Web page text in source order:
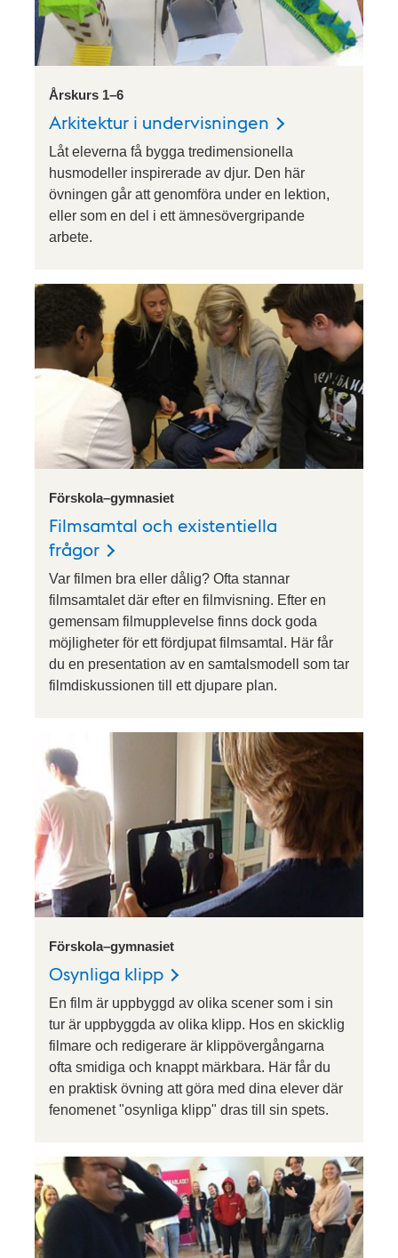
Årskurs 1–6
Arkitektur i undervisningen
Låt eleverna få bygga tredimensionella
husmodeller inspirerade av djur. Den här
övningen går att genomföra under en lektion,
eller som en del i ett ämnesövergripande
arbete.
Förskola–gymnasiet
Filmsamtal och existentiella
frågor
Var filmen bra eller dålig? Ofta stannar
filmsamtalet där efter en filmvisning. Efter en
gemensam filmupplevelse finns dock goda
möjligheter för ett fördjupat filmsamtal. Här får
du en presentation av en samtalsmodell som tar
filmdiskussionen till ett djupare plan.
Förskola–gymnasiet
Osynliga klipp
En film är uppbyggd av olika scener som i sin
tur är uppbyggda av olika klipp. Hos en skicklig
filmare och redigerare är klippövergångarna
ofta smidiga och knappt märkbara. Här får du
en praktisk övning att göra med dina elever där
fenomenet "osynliga klipp" dras till sin spets.